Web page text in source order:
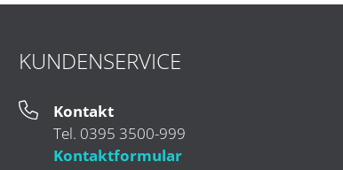
KUNDENSERVICE
Kontakt
Tel. 0395 3500-999
Kontaktformular